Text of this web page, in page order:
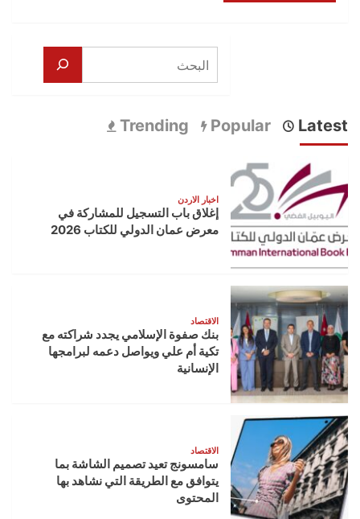
البحث
Latest
Popular
Trending
اخبار الاردن
إغلاق باب التسجيل للمشاركة في
معرض عمان الدولي للكتاب 2026
الاقتصاد
بنك صفوة الإسلامي يجدد شراكته مع
تكية أم علي ويواصل دعمه لبرامجها
الإنسانية
الاقتصاد
سامسونج تعيد تصميم الشاشة بما
يتوافق مع الطريقة التي نشاهد بها
المحتوى